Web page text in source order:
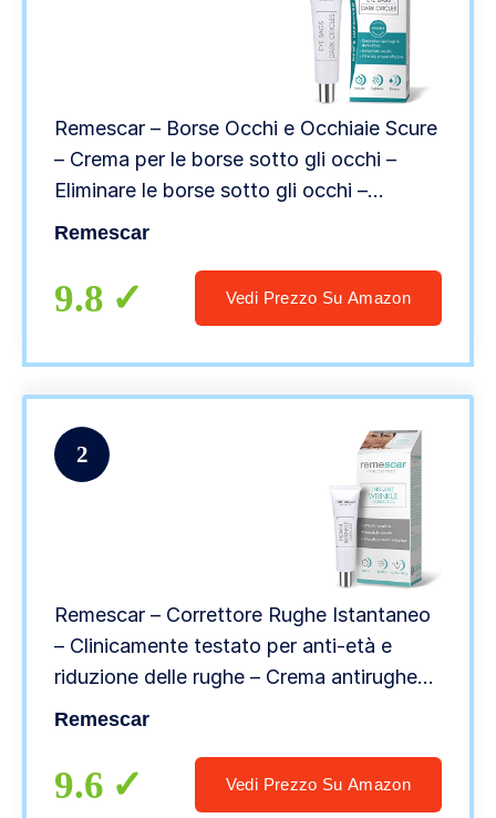
Remescar – Borse Occhi e Occhiaie Scure
– Crema per le borse sotto gli occhi –
Eliminare le borse sotto gli occhi –
Trattamento istantaneo per eliminare le
Remescar
9.8 Vedi Prezzo Su Amazon
2
Remescar – Correttore Rughe Istantaneo
– Clinicamente testato per anti-età e
riduzione delle rughe – Crema antirughe
donna – Riduce i segni dell’età – Risultati
Remescar
9.6 Vedi Prezzo Su Amazon